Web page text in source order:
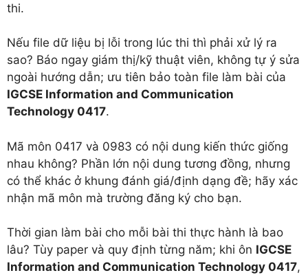
thi.
Nếu file dữ liệu bị lỗi trong lúc thi thì phải xử lý ra
sao? Báo ngay giám thị/kỹ thuật viên, không tự ý sửa
ngoài hướng dẫn; ưu tiên bảo toàn file làm bài của
IGCSE Information and Communication
Technology 0417.
Mã môn 0417 và 0983 có nội dung kiến thức giống
nhau không? Phần lớn nội dung tương đồng, nhưng
có thể khác ở khung đánh giá/định dạng đề; hãy xác
nhận mã môn mà trường đăng ký cho bạn.
Thời gian làm bài cho mỗi bài thi thực hành là bao
lâu? Tùy paper và quy định từng năm; khi ôn IGCSE
Information and Communication Technology 0417,